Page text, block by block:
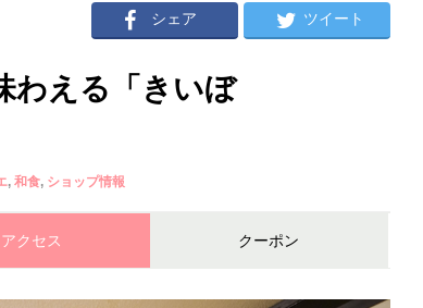
シェア ツイート
わえる「きいぼ
和食 ショップ情報
アクセス クーポン